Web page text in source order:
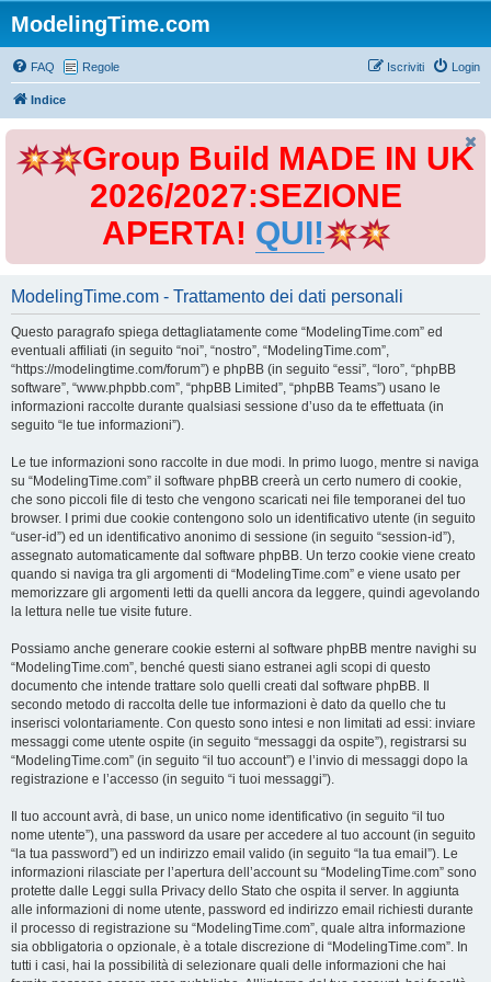
ModelingTime.com
FAQ Regole Login
Iscriviti
Indice
Group Build MADE IN UK
2026/2027:SEZIONE
APERTA! QUI!
ModelingTime.com - Trattamento dei dati personali
Questo paragrafo spiega dettagliatamente come “ModelingTime.com” ed
eventuali affiliati (in seguito “noi”, “nostro”, “ModelingTime.com”,
“https://modelingtime.com/forum”) e phpBB (in seguito “essi”, “loro”, “phpBB
software”, “www.phpbb.com”, “phpBB Limited”, “phpBB Teams”) usano le
informazioni raccolte durante qualsiasi sessione d’uso da te effettuata (in
seguito “le tue informazioni”).
Le tue informazioni sono raccolte in due modi. In primo luogo, mentre si naviga
su “ModelingTime.com” il software phpBB creerà un certo numero di cookie,
che sono piccoli file di testo che vengono scaricati nei file temporanei del tuo
browser. I primi due cookie contengono solo un identificativo utente (in seguito
“user-id”) ed un identificativo anonimo di sessione (in seguito “session-id”),
assegnato automaticamente dal software phpBB. Un terzo cookie viene creato
quando si naviga tra gli argomenti di “ModelingTime.com” e viene usato per
memorizzare gli argomenti letti da quelli ancora da leggere, quindi agevolando
la lettura nelle tue visite future.
Possiamo anche generare cookie esterni al software phpBB mentre navighi su
“ModelingTime.com”, benché questi siano estranei agli scopi di questo
documento che intende trattare solo quelli creati dal software phpBB. Il
secondo metodo di raccolta delle tue informazioni è dato da quello che tu
inserisci volontariamente. Con questo sono intesi e non limitati ad essi: inviare
messaggi come utente ospite (in seguito “messaggi da ospite”), registrarsi su
“ModelingTime.com” (in seguito “il tuo account”) e l’invio di messaggi dopo la
registrazione e l’accesso (in seguito “i tuoi messaggi”).
Il tuo account avrà, di base, un unico nome identificativo (in seguito “il tuo
nome utente”), una password da usare per accedere al tuo account (in seguito
“la tua password”) ed un indirizzo email valido (in seguito “la tua email”). Le
informazioni rilasciate per l’apertura dell’account su “ModelingTime.com” sono
protette dalle Leggi sulla Privacy dello Stato che ospita il server. In aggiunta
alle informazioni di nome utente, password ed indirizzo email richiesti durante
il processo di registrazione su “ModelingTime.com”, quale altra informazione
sia obbligatoria o opzionale, è a totale discrezione di “ModelingTime.com”. In
tutti i casi, hai la possibilità di selezionare quali delle informazioni che hai